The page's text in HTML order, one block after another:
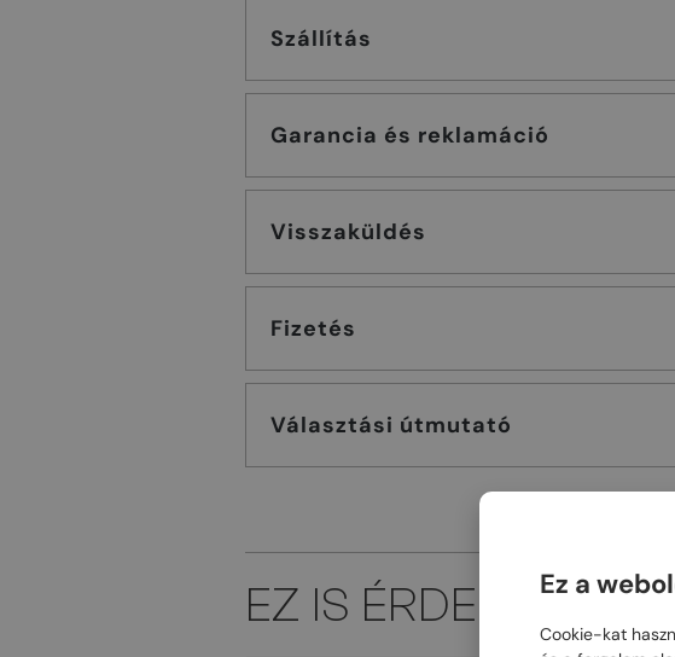
Szállítás
Garancia és reklamáció
Visszaküldés
Fizetés
Választási útmutató
EZ IS ÉRDEKELHET
Ez a
Cookie-kat